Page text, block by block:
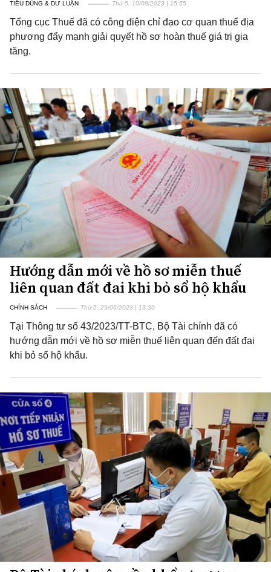
TIÊU DÙNG & DƯ LUẬN Thứ 5, 10/08/2023 | 15:55
Tổng cục Thuế đã có công điện chỉ đạo cơ quan thuế địa
phương đẩy mạnh giải quyết hồ sơ hoàn thuế giá trị gia
tăng.
Hướng dẫn mới về hồ sơ miễn thuế
liên quan đất đai khi bỏ sổ hộ khẩu
CHÍNH SÁCH Thứ 5, 29/06/2023 | 13:30
Tại Thông tư số 43/2023/TT-BTC, Bộ Tài chính đã có
hướng dẫn mới về hồ sơ miễn thuế liên quan đến đất đai
khi bỏ sổ hộ khẩu.